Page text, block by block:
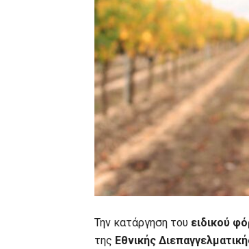
Την κατάργηση του ειδικού
της Εθνικής